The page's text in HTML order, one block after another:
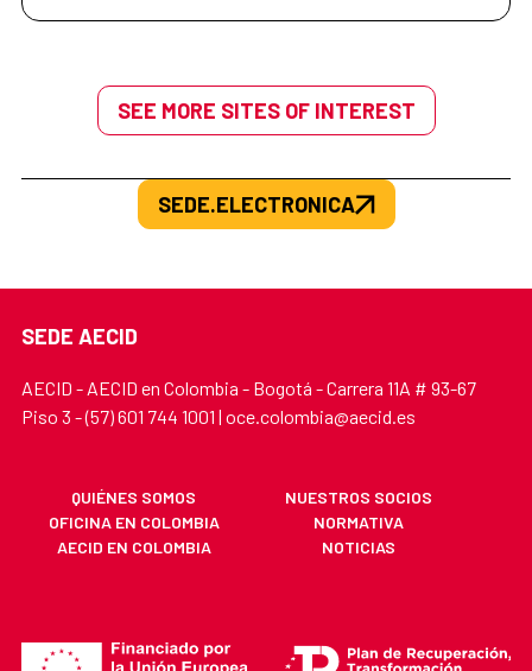
SEE MORE SITES OF INTEREST
SEDE.ELECTRONICA
SEDE AECID
AECID - AECID en Colombia - Bogotá - Carrera 11A # 93-67
Piso 3 - (57) 601 744 1001 | oce.colombia@aecid.es
QUIÉNES SOMOS
NUESTROS SOCIOS
OFICINA EN COLOMBIA
NORMATIVA
AECID EN COLOMBIA
NOTICIAS